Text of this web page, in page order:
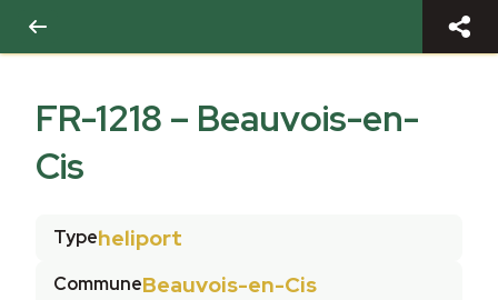
FR-1218 – Beauvois-en-
Cis
Typeheliport
CommuneBeauvois-en-Cis